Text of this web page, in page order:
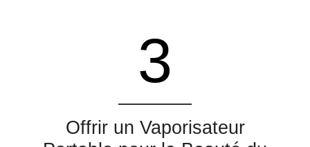
3
Offrir un Vaporisateur